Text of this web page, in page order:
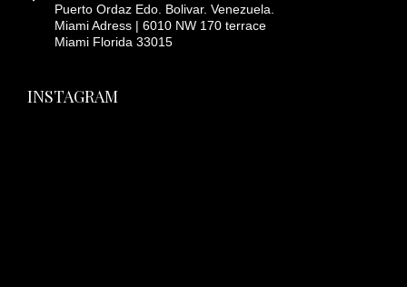
Puerto Ordaz Edo. Bolivar. Venezuela.
Miami Adress | 6010 NW 170 terrace
Miami Florida 33015
INSTAGRAM